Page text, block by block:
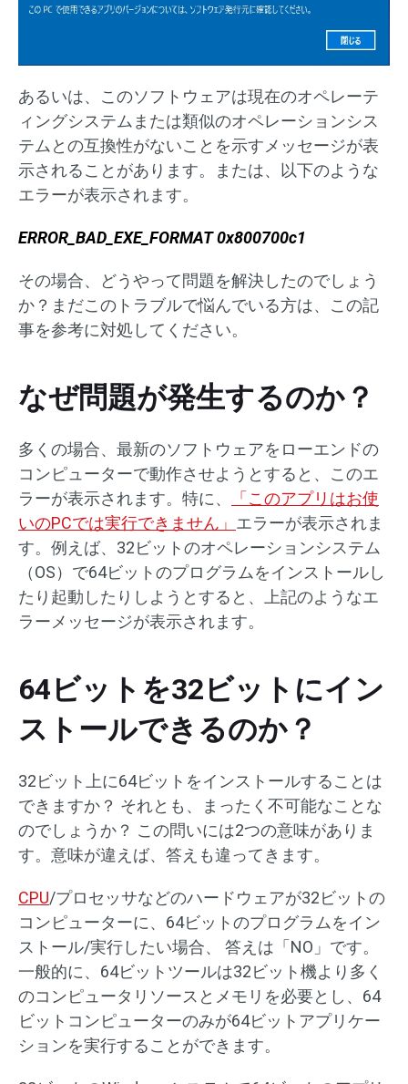
あるいは、このソフトウェアは現在のオペレーテ
ィングシステムまたは類似のオペレーションシス
テムとの互換性がないことを示すメッセージが表
示されることがあります。または、以下のような
エラーが表示されます。
ERROR_BAD_EXE_FORMAT 0x800700c1
その場合、どうやって問題を解決したのでしょう
か？まだこのトラブルで悩んでいる方は、この記
事を参考に対処してください。
なぜ問題が発生するのか？
多くの場合、最新のソフトウェアをローエンドの
コンピューターで動作させようとすると、このエ
ラーが表示されます。特に、
「このアプリはお使
いのPCでは実行できません」 エラーが表示されま
す。例えば、32ビットのオペレーションシステム
（OS）で64ビットのプログラムをインストールし
たり起動したりしようとすると、上記のようなエ
ラーメッセージが表示されます。
64ビットを32ビットにイン
ストールできるのか？
32ビット上に64ビットをインストールすることは
できますか？ それとも、まったく不可能なことな
のでしょうか？ この問いには2つの意味がありま
す。意味が違えば、答えも違ってきます。
CPU/プロセッサなどのハードウェアが32ビットの
コンピューターに、64ビットのプログラムをイン
ストール/実行したい場合、 答えは「NO」です。
一般的に、64ビットツールは32ビット機より多く
のコンピュータリソースとメモリを必要とし、64
ビットコンピューターのみが64ビットアプリケー
ションを実行することができます。